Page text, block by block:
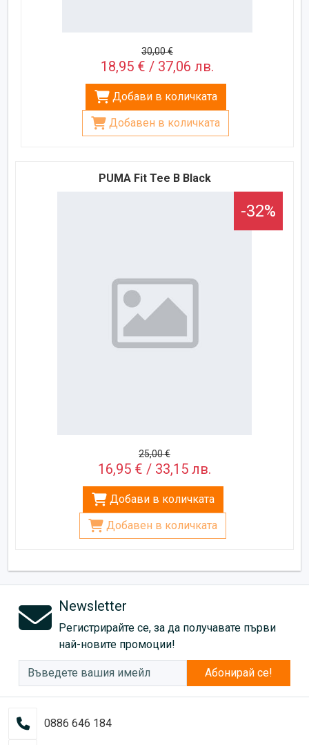
30,00 €
18,95 € / 37,06 лв.
Добави в количката
Добавен в количката
PUMA Fit Tee B Black
-32%
25,00 €
16,95 € / 33,15 лв.
Добави в количката
Добавен в количката
Newsletter
Регистрирайте се, за да получавате първи
най-новите промоции!
Абонирай се!
0886 646 184